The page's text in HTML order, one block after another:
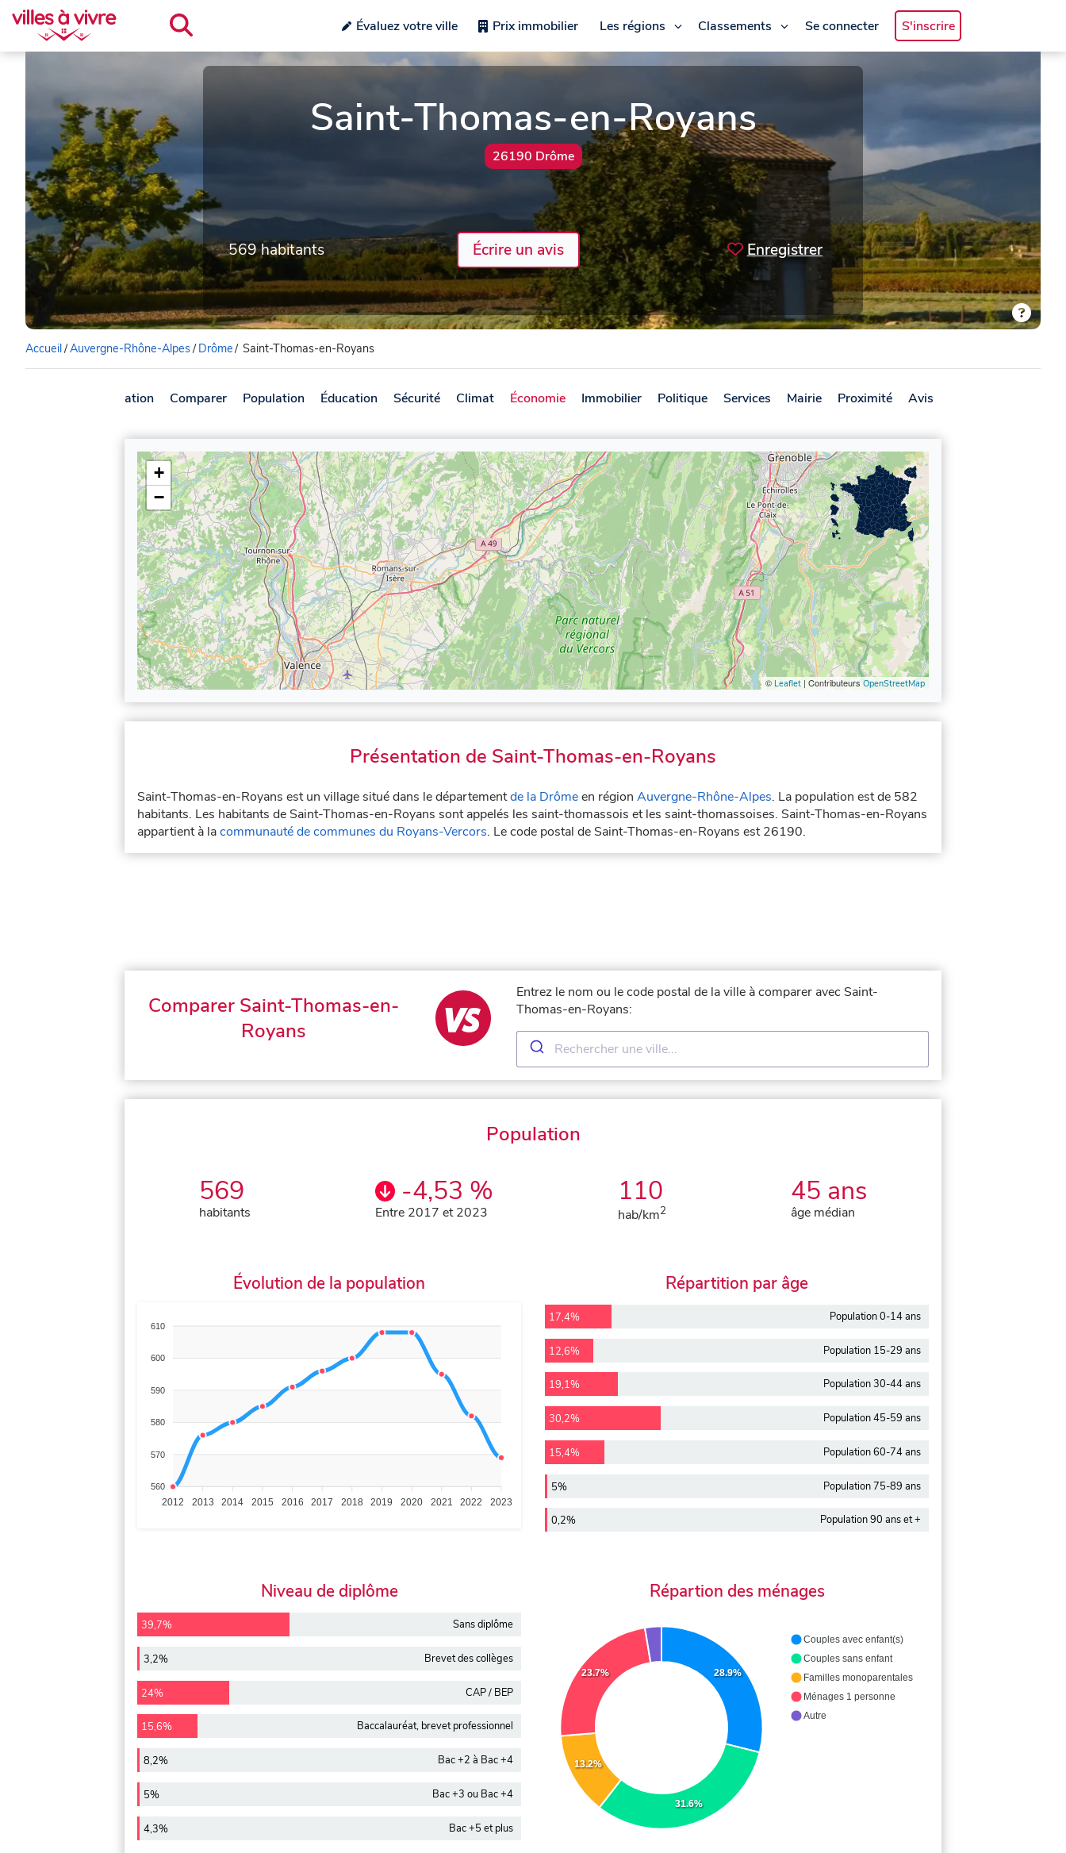
Évaluez votre ville Prix immobilier Les régions Classements Se connecter S'inscrire
Saint-Thomas-en-Royans
26190 Drôme
569 habitants Écrire un avis Enregistrer
Accueil/Auvergne-Rhône-Alpes/ Drôme/ Saint-Thomas-en-Royans
Présentation Comparer Population Éducation Sécurité Climat Économie Immobilier Politique Services Mairie Proximité Avis
+
−
© Leaflet | Contributeurs OpenStreetMap
Présentation de Saint-Thomas-en-Royans
Saint-Thomas-en-Royans est un village situé dans le départementde la Drômeen région Auvergne-Rhône-Alpes. La population est de 582
habitants. Les habitants de Saint-Thomas-en-Royans sont appelés les saint-thomassois et les saint-thomassoises. Saint-Thomas-en-Royans
appartient à lacommunauté de communes du Royans-Vercors. Le code postal de Saint-Thomas-en-Royans est 26190.
Comparer Saint-Thomas-en-
Royans
Entrez le nom ou le code postal de la ville à comparer avec Saint-
Thomas-en-Royans:
Population
569
habitants
-4,53 %
Entre 2017 et 2023
110
hab/km2
45 ans
âge médian
Évolution de la population
610
600
590
580
570
560
2012 2013 2014 2015 2016 2017 2018 2019 2020 2021 2022 2023
Répartition par âge
17,4% Population 0-14 ans
12,6% Population 15-29 ans
19,1% Population 30-44 ans
30,2% Population 45-59 ans
15,4% Population 60-74 ans
5% Population 75-89 ans
0,2% Population 90 ans et +
Niveau de diplôme
39,7% Sans diplôme
3,2% Brevet des collèges
24% CAP / BEP
15,6% Baccalauréat, brevet professionnel
8,2% Bac +2 à Bac +4
5% Bac +3 ou Bac +4
4,3% Bac +5 et plus
Répartion des ménages
28.9%
31.6%
13.2%
23.7%
Couples avec enfant(s)
Couples sans enfant
Familles monoparentales
Ménages 1 personne
Autre